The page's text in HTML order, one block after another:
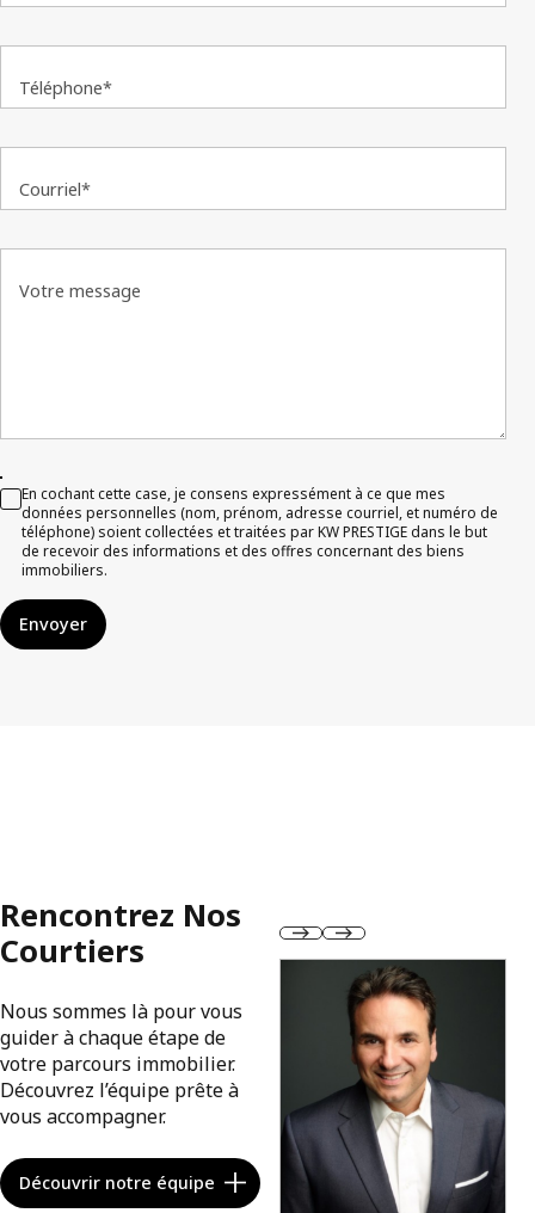
Téléphone*
Courriel*
Votre message
En cochant cette case, je consens expressément à ce que mes
données personnelles (nom, prénom, adresse courriel, et numéro de
téléphone) soient collectées et traitées par KW PRESTIGE dans le but
de recevoir des informations et des offres concernant des biens
immobiliers.
Envoyer
Rencontrez Nos
Courtiers
Nous sommes là pour vous
guider à chaque étape de
votre parcours immobilier.
Découvrez l’équipe prête à
vous accompagner.
Découvrir notre équipe